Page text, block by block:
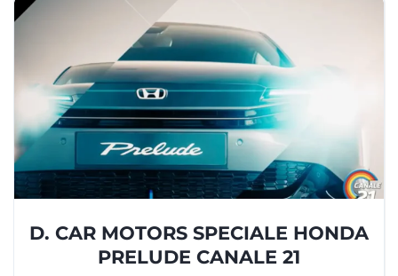
D. CAR MOTORS SPECIALE HONDA
PRELUDE CANALE 21